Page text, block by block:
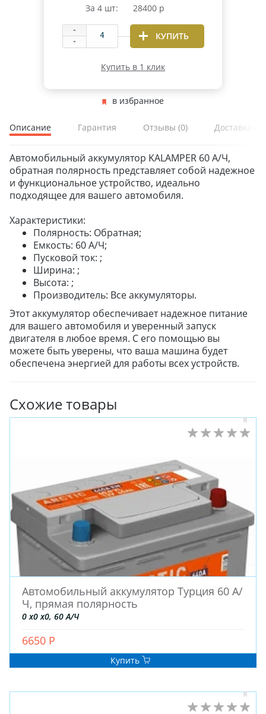
ЗИМНИЕ
ЛЕТНИЕ
ДЛЯ СПЕЦТЕХНИКИ
За 4 шт: 28400 р
КУПИТЬ
Купить в 1 клик
в избранное
Описание Гарантия Отзывы (0) Доставка и
Автомобильный аккумулятор KALAMPER 60 А/Ч,
обратная полярность представляет собой надежное
и функциональное устройство, идеально
подходящее для вашего автомобиля.
Характеристики:
Полярность: Обратная;
Емкость: 60 А/Ч;
Пусковой ток: ;
Ширина: ;
Высота: ;
Производитель: Все аккумуляторы.
Этот аккумулятор обеспечивает надежное питание
для вашего автомобиля и уверенный запуск
двигателя в любое время. С его помощью вы
можете быть уверены, что ваша машина будет
обеспечена энергией для работы всех устройств.
Схожие товары
Автомобильный аккумулятор Турция 60 А/
Ч, прямая полярность
0 x0 x0, 60 А/Ч
6650 Р
Купить